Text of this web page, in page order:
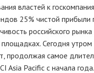
властей к
25% чистой
российского
Сегодня утром
продолжая самое
Asia Pacific с начала